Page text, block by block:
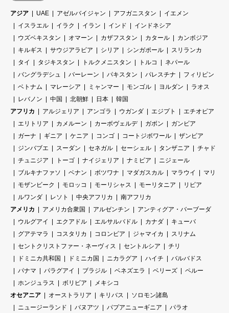
アジア UAE アゼルバイジャン アフガニスタン
イエメン
イスラエル
イラク イラン インド
インドネシア
ウズベキスタン
オマーン カザフスタン カタール
カンボジア
キルギス
サウジアラビア シリア シンガポール
スリランカ
タイ
タジキスタン トルクメニスタン トルコ
ネパール
バングラデシュ
バーレーン パキスタン パレスチナ
フィリピン
ベトナム
マレーシア ミャンマー モンゴル ヨルダン
ラオス
レバノン
中国 北朝鮮 日本
韓国
アフリカ
アルジェリア アンゴラ ウガンダ エジプト
エチオピア
エリトリア
カメルーン カーボヴェルデ ガボン
ガンビア
ガーナ
ギニア ケニア コンゴ コートジボワール
ザンビア
ジンバブエ
スーダン セネガル セーシェル タンザニア
チャド
チュニジア
トーゴ ナイジェリア ナミビア
ニジェール
ブルキナファソ
ベナン ボツワナ マダガスカル マラウイ
マリ
モザンビーク
モロッコ モーリシャス モーリタニア
リビア
ルワンダ
レソト 中央アフリカ
南アフリカ
アメリカ
アメリカ合衆国 アルゼンチン
アンティグア・バーブーダ
ウルグアイ
エクアドル エルサルバドル カナダ
キューバ
グアテマラ
コスタリカ コロンビア ジャマイカ
スリナム
セントクリストファー・ネーヴィス
セントルシア
チリ
ドミニカ共和国
ドミニカ国 ニカラグア ハイチ
バルバドス
パナマ
パラグアイ ブラジル ベネズエラ ベリーズ
ペルー
ホンジュラス
ボリビア
メキシコ
オセアニア
オーストラリア キリバス
ソロモン諸島
ニュージーランド
バヌアツ パプアニューギニア
パラオ